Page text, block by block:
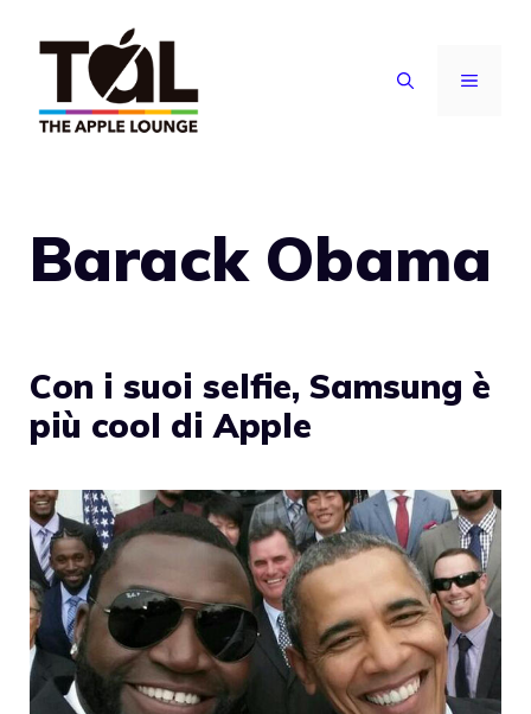
contenuto
MENU
Barack Obama
Con i suoi selfie, Samsung è
più cool di Apple